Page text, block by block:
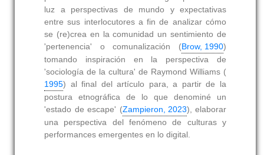
luz a perspectivas de mundo y expectativas
entre sus interlocutores a fin de analizar cómo
se (re)crea en la comunidad un sentimiento de
'pertenencia' o comunalización (Brow, 1990)
tomando inspiración en la perspectiva de
'sociología de la cultura' de Raymond Williams (
1995) al final del artículo para, a partir de la
postura etnográfica de lo que denominé un
'estado de escape' (Zampieron, 2023), elaborar
una perspectiva del fenómeno de culturas y
performances emergentes en lo digital.